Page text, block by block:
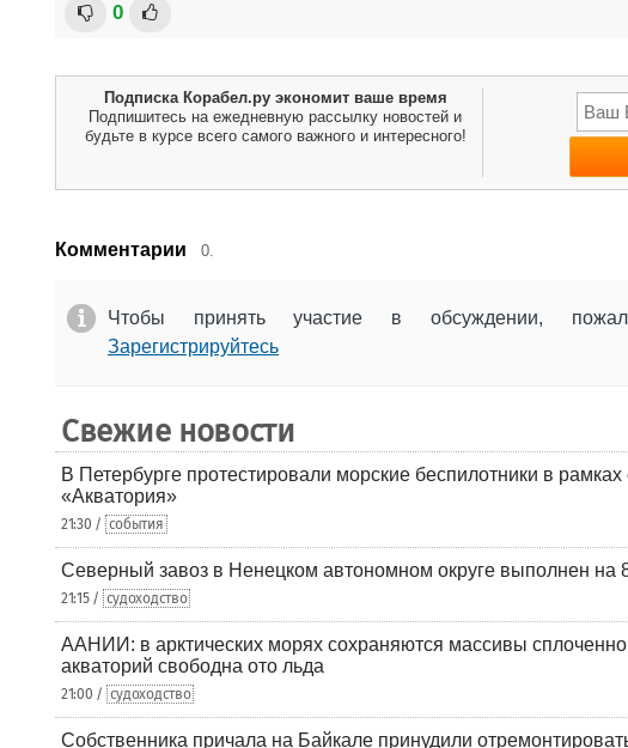
0
Подписка Корабел.ру экономит ваше время
Подпишитесь на ежедневную рассылку новостей и
будьте в курсе всего самого важного и интересного!
Комментарии 0.
Чтобы принять участие в обсуждении,
Зарегистрируйтесь
Свежие новости
В Петербурге протестировали морские беспилотники в
«Акватория»
21:30 / события
Северный завоз в Ненецком автономном округе выполнен на
21:15 / судоходство
ААНИИ: в арктических морях сохраняются массивы
акваторий свободна ото льда
21:00 / судоходство
Собственника причала на Байкале принудили